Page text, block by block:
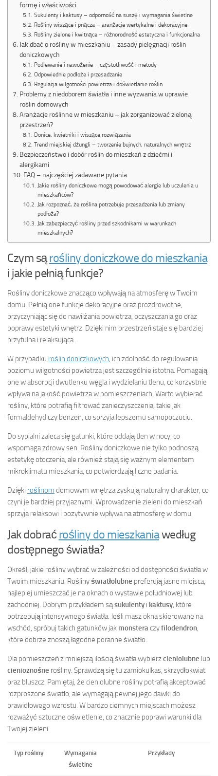
formę i właściwości
Sukulenty i kaktusy – odporność na suszę i wymagania świetlne
Rośliny wiszące i pnącza – aranżacje wertykalne i dekoracyjne
Rośliny zielone i kwitnące – różnorodność estetyczna i funkcjonalna
Jak dbać o rośliny w mieszkaniu – zasady pielęgnacji roślin
doniczkowych
Podlewanie i nawożenie – częstotliwość i metody
Odpowiednie podłoże i przesadzanie
Regulacja wilgotności powietrza i doświetlanie roślin
Problemy z niedoborem światła i inne wyzwania w uprawie
roślin domowych
Aranżacje roślinne w mieszkaniu – jak zorganizować zieloną
przestrzeń?
Donice, kwietniki i wiszące rozwiązania
Trend miejskiej dżungli – tworzenie bujnych, naturalnych wnętrz
Bezpieczeństwo i dobór roślin do mieszkań z dziećmi i
alergikami
FAQ – najczęściej zadawane pytania
Jakie rośliny doniczkowe mogą powodować alergie lub uczulenia u
mieszkańców?
Jak rozpoznać, że roślina potrzebuje przesadzenia lub zmiany
podłoża?
Jak zabezpieczyć rośliny przed szkodnikami w warunkach
mieszkalnych?
Czym sąrośliny doniczkowe do mieszkania
i jakie pełnią funkcje?
Rośliny doniczkowe znacząco wpływają na atmosferę w Twoim
domu. Pełnią one funkcje dekoracyjne oraz prozdrowotne,
przyczyniając się do nawilżania powietrza, oczyszczania go oraz
poprawy estetyki wnętrz. Dzięki nim przestrzeń staje się bardziej
przytulna i relaksująca.
W przypadku roślin doniczkowych , ich zdolność do regulowania
poziomu wilgotności powietrza jest szczególnie istotna. Pomagają
one w absorbcji dwutlenku węgla i wydzielaniu tlenu, co korzystnie
wpływa na jakość powietrza w pomieszczeniach. Warto wybierać
rośliny, które potrafią filtrować zanieczyszczenia, takie jak
formaldehyd czy benzen, co sprzyja lepszemu samopoczuciu.
Do sypialni zaleca się gatunki, które oddają tlen w nocy, co
wspomaga zdrowy sen. Rośliny doniczkowe nie tylko podnoszą
estetykę otoczenia, ale również stają się ważnym elementem
mikroklimatu mieszkania, co potwierdzają liczne badania.
Dzięki roślinom domowym wnętrza zyskują naturalny charakter, co
czyni je bardziej przyjaznymi. Wprowadzenie zieleni do mieszkań
sprzyja relaksowi i pozytywnie wpływa na atmosferę w domu.
Jak dobraćrośliny do mieszkaniawedług
dostępnego światła?
Określ, jakie rośliny wybrać w zależności od dostępności światła w
Twoim mieszkaniu. Roślinyświatłolubne preferują jasne miejsca,
najlepiej umieszczać je na oknach o wystawie południowej lub
zachodniej. Dobrym przykładem sąsukulenty i kaktusy , które
potrzebują intensywnego światła. Jeśli masz okna skierowane na
wschód, spróbuj takich gatunków jak monstera czyfilodendron
które dobrze znoszą łagodne poranne światło.
Dla pomieszczeń z mniejszą ilością światła wybierzcieniolubne lub
cienioznośne rośliny. Sprawdzą się tu zamiokulkas, skrzydłokwiat
oraz bluszcz. Pamiętaj, że cieniolubne rośliny potrafią akceptować
rozproszone światło, ale wymagają pewnej jego dawki do
prawidłowego wzrostu. W bardzo ciemnych miejscach możesz
rozważyć sztuczne oświetlenie, co znacznie poprawi warunki dla
Twojej zieleni.
Typ rośliny
Wymagania
świetlne
Przykłady